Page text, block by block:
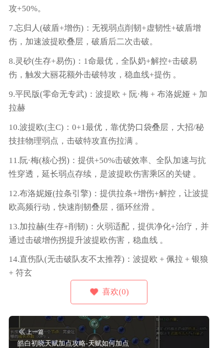
攻+50%。
7.忘归人(破盾+增伤)：无视弱点削韧+虚韧性+破盾增
伤，加速波提欧叠层，破盾后二次击破。
8.灵砂(生存+易伤)：1命最优，全队奶+解控+击破易
伤，触发大丽花额外击破特攻，稳血线+提伤 。
9.平民版(零命无专武)：波提欧 + 阮·梅 + 布洛妮娅 + 加
拉赫
10.波提欧(主C)：0+1最优，靠优势口袋叠层，大招/秘
技挂物理弱点，击破特攻直伤拉满 。
11.阮·梅(核心拐)：提供+50%击破效率、全队加速与抗
性穿透，延长弱点存续，是波提欧伤害乘区的关键 。
12.布洛妮娅(拉条引擎)：提供拉条+增伤+解控，让波提
欧高频行动，快速削韧叠层，循环丝滑 。
13.加拉赫(生存+削韧)：火弱适配，提供净化+治疗，并
通过击破增伤拐提升波提欧伤害，稳血线 。
14.直伤队(无击破队友不太推荐)：波提欧 + 佩拉 + 银狼
+ 符玄
喜欢(0)
上一篇
皓白初晓天赋加点攻略-天赋如何加点